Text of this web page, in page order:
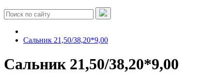
Сальник 21,50/38,20*9,00
Сальник 21,50/38,20*9,00